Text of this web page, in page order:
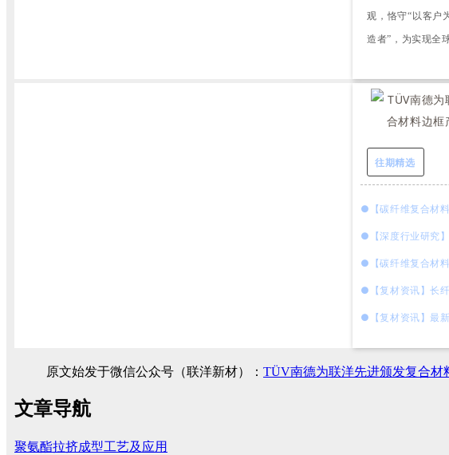
观，恪守“以客户
造者”，为实现全
往期精选
● 【碳纤维复合材
● 【深度行业研究】
● 【碳纤维复合材
● 【复材资讯】长
● 【复材资讯】 最
原文始发于微信公众号（联洋新材）： TÜV南德为联洋先进颁发复合材
文章导航
聚氨酯拉挤成型工艺及应用